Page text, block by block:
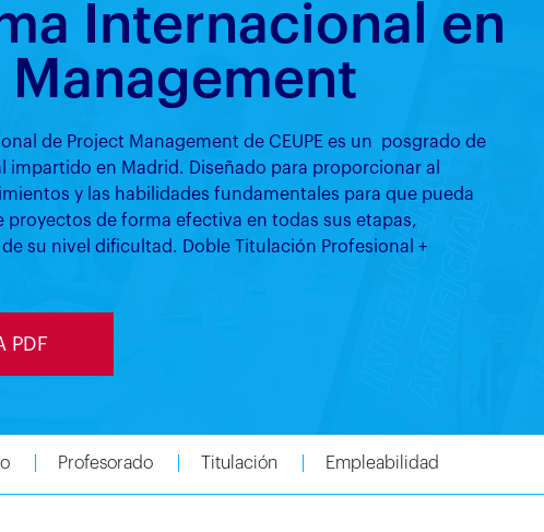
Internacional en
Management
de Project Management de CEUPE es un posgrado de
impartido en Madrid. Diseñado para proporcionar al
y las habilidades fundamentales para que pueda
proyectos de forma efectiva en todas sus etapas,
su nivel dificultad. Doble Titulación Profesional +
PDF
Profesorado Titulación Empleabilidad